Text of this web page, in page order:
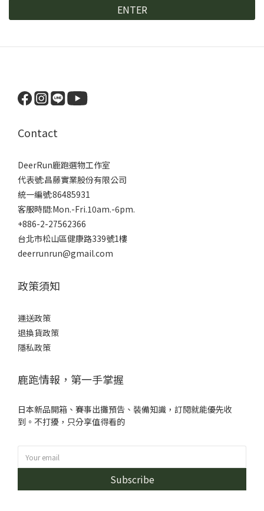
ENTER
Contact
DeerRun鹿跑選物工作室
代表號:昌藤實業股份有限公司
統一編號:86485931
客服時間:Mon.-Fri.10am.-6pm.
+886-2-27562366
台北市松山區健康路339號1樓
deerrunrun@gmail.com
政策須知
運送政策
退換貨政策
隱私政策
鹿跑情報，第一手掌握
日本新品開箱、賽事出攤預告、裝備知識，訂閱就能優先收
到。不打擾，只分享值得看的
Subscribe